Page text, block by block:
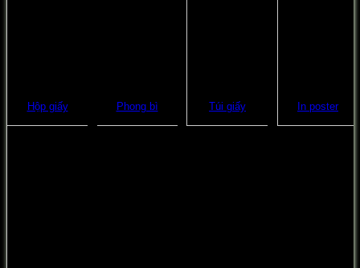
Hộp giấy Phong bì Túi giấy In poster